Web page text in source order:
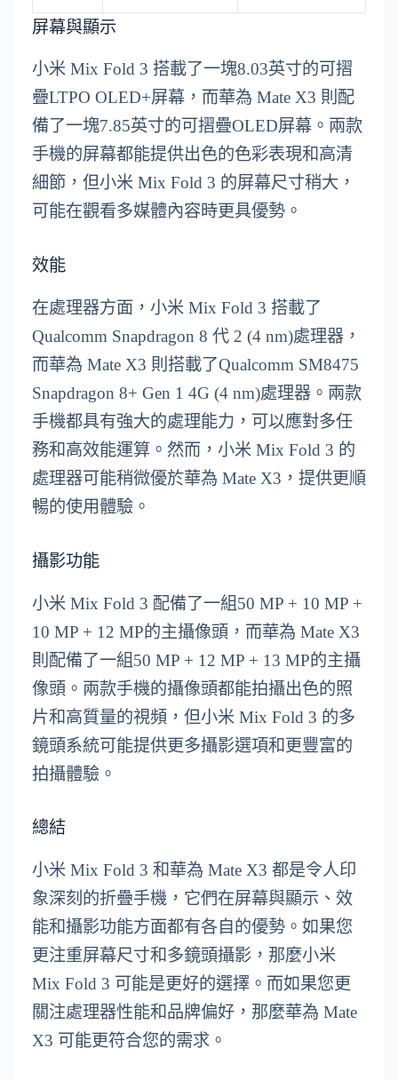
屏幕與顯示
小米 Mix Fold 3 搭載了一塊8.03英寸的可摺
疊LTPO OLED+屏幕，而華為 Mate X3 則配
備了一塊7.85英寸的可摺疊OLED屏幕。兩款
手機的屏幕都能提供出色的色彩表現和高清
細節，但小米 Mix Fold 3 的屏幕尺寸稍大，
可能在觀看多媒體內容時更具優勢。
效能
在處理器方面，小米 Mix Fold 3 搭載了
Qualcomm Snapdragon 8 代 2 (4 nm)處理器，
而華為 Mate X3 則搭載了Qualcomm SM8475
Snapdragon 8+ Gen 1 4G (4 nm)處理器。兩款
手機都具有強大的處理能力，可以應對多任
務和高效能運算。然而，小米 Mix Fold 3 的
處理器可能稍微優於華為 Mate X3，提供更順
暢的使用體驗。
攝影功能
小米 Mix Fold 3 配備了一組50 MP + 10 MP +
10 MP + 12 MP的主攝像頭，而華為 Mate X3
則配備了一組50 MP + 12 MP + 13 MP的主攝
像頭。兩款手機的攝像頭都能拍攝出色的照
片和高質量的視頻，但小米 Mix Fold 3 的多
鏡頭系統可能提供更多攝影選項和更豐富的
拍攝體驗。
總結
小米 Mix Fold 3 和華為 Mate X3 都是令人印
象深刻的折疊手機，它們在屏幕與顯示、效
能和攝影功能方面都有各自的優勢。如果您
更注重屏幕尺寸和多鏡頭攝影，那麼小米
Mix Fold 3 可能是更好的選擇。而如果您更
關注處理器性能和品牌偏好，那麼華為 Mate
X3 可能更符合您的需求。